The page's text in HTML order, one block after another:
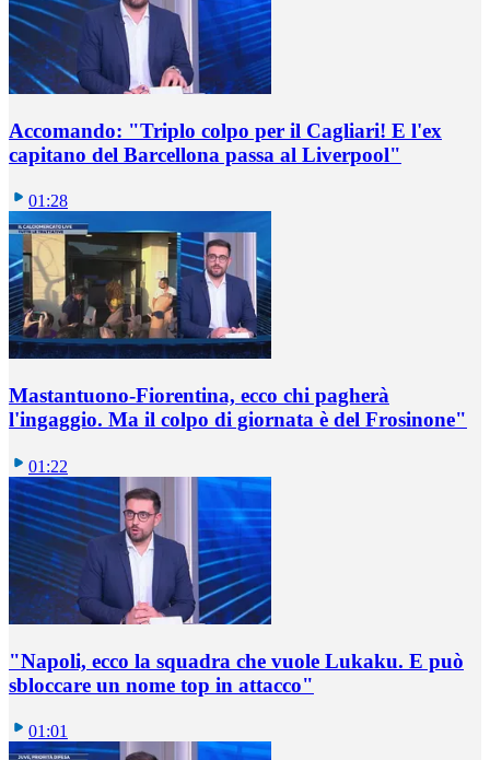
Accomando: "Triplo colpo per il Cagliari! E l'ex
capitano del Barcellona passa al Liverpool"
01:28
Mastantuono-Fiorentina, ecco chi pagherà
l'ingaggio. Ma il colpo di giornata è del Frosinone"
01:22
"Napoli, ecco la squadra che vuole Lukaku. E può
sbloccare un nome top in attacco"
01:01